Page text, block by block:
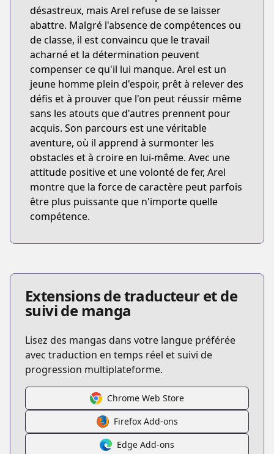
désastreux, mais Arel refuse de se laisser
abattre. Malgré l'absence de compétences ou
de classe, il est convaincu que le travail
acharné et la détermination peuvent
compenser ce qu'il lui manque. Arel est un
jeune homme plein d'espoir, prêt à relever des
défis et à prouver que l'on peut réussir même
sans les atouts que d'autres prennent pour
acquis. Son parcours est une véritable
aventure, où il apprend à surmonter les
obstacles et à croire en lui-même. Avec une
attitude positive et une volonté de fer, Arel
montre que la force de caractère peut parfois
être plus puissante que n'importe quelle
compétence.
Extensions de traducteur et de
suivi de manga
Lisez des mangas dans votre langue préférée
avec traduction en temps réel et suivi de
progression multiplateforme.
Chrome Web Store
Firefox Add-ons
Edge Add-ons